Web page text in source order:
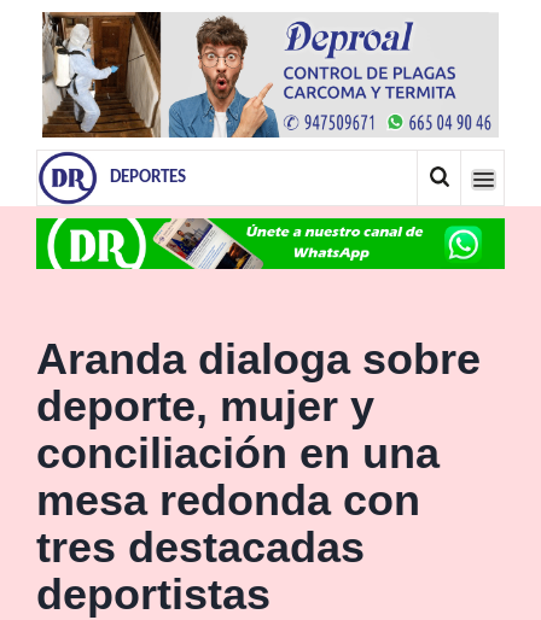
DEPORTES
Aranda dialoga sobre
deporte, mujer y
conciliación en una
mesa redonda con
tres destacadas
deportistas